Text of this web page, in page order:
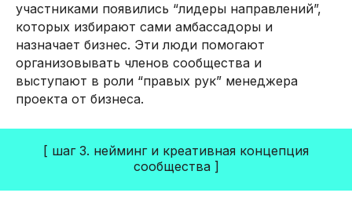
участниками появились “лидеры направлений”,
которых избирают сами амбассадоры и
назначает бизнес. Эти люди помогают
организовывать членов сообщества и
выступают в роли “правых рук” менеджера
проекта от бизнеса.
[ шаг 3. нейминг и креативная концепция
сообщества ]
Высокая экспертиза агентства в области
корпоративной культуры и внутренних
коммуникаций, Гибкий подход в решении
командой агентства. Все отлично, как и
всегда!
Компания под NDA